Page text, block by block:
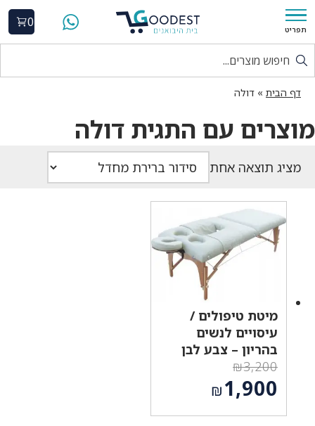
תפריט
0
דף הבית » דולה
מוצרים עם התגית דולה
מציג תוצאה אחת
מיטת טיפולים /
עיסויים לנשים
בהריון – צבע לבן
₪3,200
המחיר
המקורי
היה:
₪1,900